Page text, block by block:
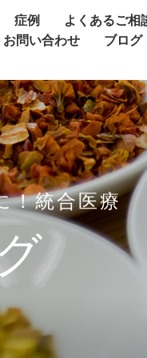
症例
よくあるご相
お問い合わせ
ブログ
！統合医療